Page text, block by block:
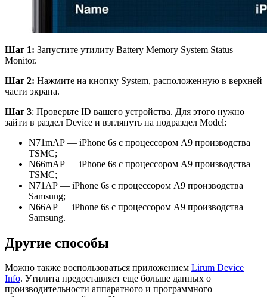
Шаг 1: Запустите утилиту Battery Memory System Status
Monitor.
Шаг 2: Нажмите на кнопку System, расположенную в верхней
части экрана.
Шаг 3: Проверьте ID вашего устройства. Для этого нужно
зайти в раздел Device и взглянуть на подраздел Model:
N71mAP — iPhone 6s с процессором A9 производства
TSMC;
N66mAP — iPhone 6s с процессором A9 производства
TSMC;
N71AP — iPhone 6s с процессором A9 производства
Samsung;
N66AP — iPhone 6s с процессором A9 производства
Samsung.
Другие способы
Можно также воспользоваться приложением Lirum Device
Info. Утилита предоставляет еще больше данных о
производительности аппаратного и программного